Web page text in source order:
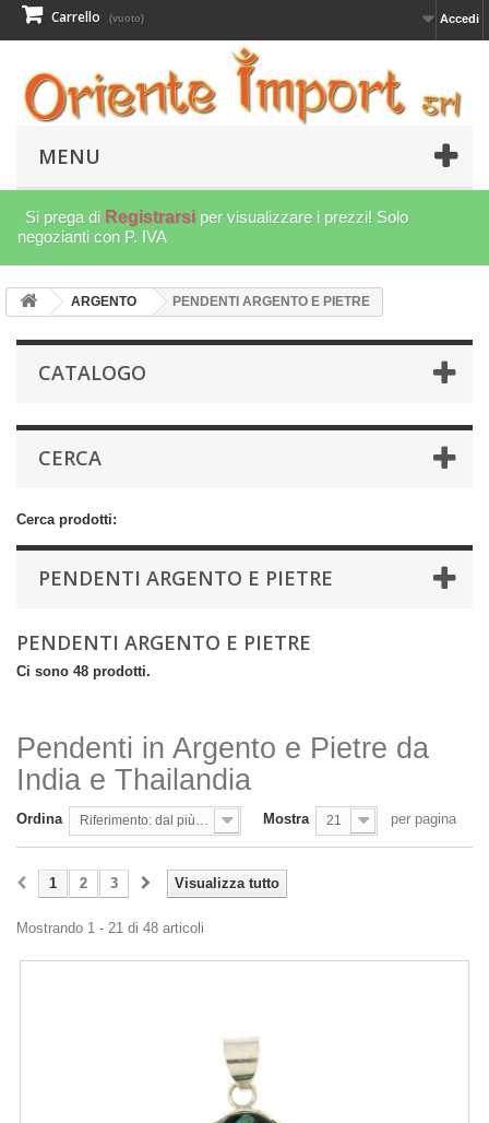
Accedi
Carrello (vuoto)
MENU
Si prega di Registrarsi per visualizzare i prezzi! Solo
negozianti con P. IVA
ARGENTO PENDENTI ARGENTO E PIETRE
CATALOGO
CERCA
Cerca prodotti:
PENDENTI ARGENTO E PIETRE
PENDENTI ARGENTO E PIETRE
Ci sono 48 prodotti.
Pendenti in Argento e Pietre da
India e Thailandia
Ordina Mostra 21 per pagina
Visualizza tutto
1 2 3
Mostrando 1 - 21 di 48 articoli